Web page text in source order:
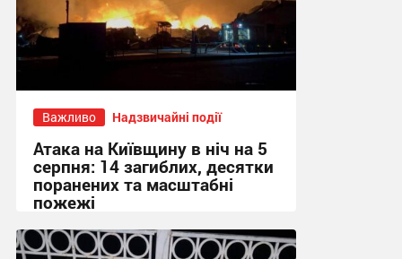
Важливо Надзвичайні події
Атака на Київщину в ніч на 5
серпня: 14 загиблих, десятки
поранених та масштабні
пожежі
08:41 вчора